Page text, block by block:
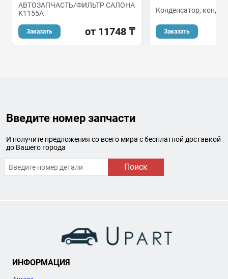
АВТОЗАПЧАСТЬ/ФИЛЬТР САЛОНА
K1155A
Заказать от 11748 ₸
Конденсатор,
Заказать
Введите номер запчасти
И получите предложения со всего мира с бесплатной доставкой
до Вашего города
Поиск
ИНФОРМАЦИЯ